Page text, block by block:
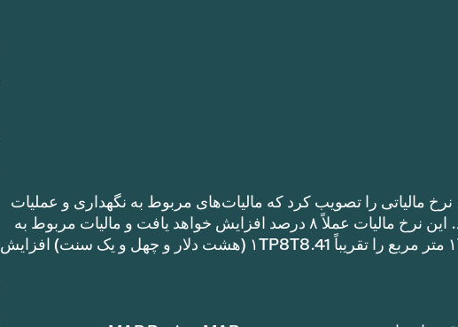
مالیاتی را تصویب کرد که مالیات‌های مربوط به نگهداری و عملیات
را نسبت به نرخ مالیات سال گذشته افزایش می‌دهد. این نرخ مالیات عملاً ۸ درصد افزایش خواهد یافت و مالیات مربوط به
نگهداری و عملیات یک خانه با متراژ ۱TP8T100,000 متر مربع را تقریباً ۱TP8T8.41 (هشت دلار و چهل و یک سنت) افزایش